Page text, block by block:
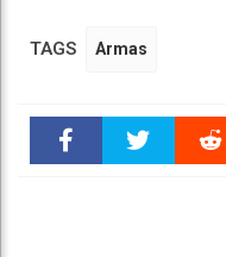
TAGS Armas